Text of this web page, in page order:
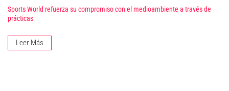
Sports World refuerza su compromiso con el medioambiente a través de
prácticas
Leer Más